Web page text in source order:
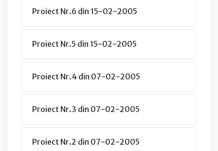
Proiect Nr.6 din 15-02-2005
Proiect Nr.5 din 15-02-2005
Proiect Nr.4 din 07-02-2005
Proiect Nr.3 din 07-02-2005
Proiect Nr.2 din 07-02-2005